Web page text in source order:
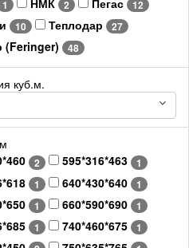
1 2 12
10 Теплодар 27
(Feringer) 48
куб.м.
2 595*316*463 1
1 640*430*640 1
1 660*590*690 1
1 740*460*675 1